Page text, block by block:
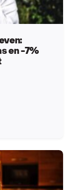
en -7%